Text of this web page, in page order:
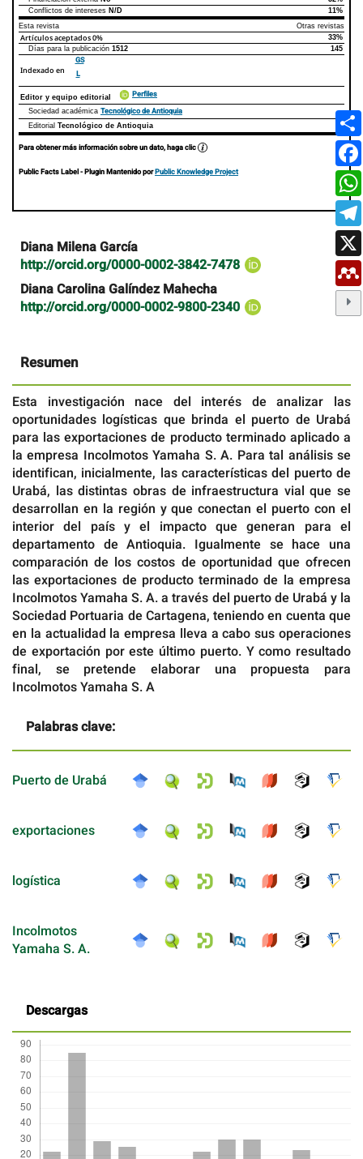
Conflictos de intereses N/D
11%
Esta revista
Otras revistas
Artículos aceptados0%
33%
Días para la publicación 1512 145
Indexado en
GS
L
Editor y equipo editorial Perfiles
Sociedad académica Tecnológico de Antioquia
Editorial Tecnológico de Antioquia
Para obtener más información sobre un dato, haga clic
Public Facts Label- Plugin Mantenido porPublic Knowledge Project
Contenido
principal
del
artículo
Diana Milena García
http://orcid.org/0000-0002-3842-7478
Diana Carolina Galíndez Mahecha
http://orcid.org/0000-0002-9800-2340
Resumen
Esta investigación nace del interés de analizar las
oportunidades logísticas que brinda el puerto de Urabá
para las exportaciones de producto terminado aplicado a
la empresa Incolmotos Yamaha S. A. Para tal análisis se
identifican, inicialmente, las características del puerto de
Urabá, las distintas obras de infraestructura vial que se
desarrollan en la región y que conectan el puerto con el
interior del país y el impacto que generan para el
departamento de Antioquia. Igualmente se hace una
comparación de los costos de oportunidad que ofrecen
las exportaciones de producto terminado de la empresa
Incolmotos Yamaha S. A. a través del puerto de Urabá y la
Sociedad Portuaria de Cartagena, teniendo en cuenta que
en la actualidad la empresa lleva a cabo sus operaciones
de exportación por este último puerto. Y como resultado
final, se pretende elaborar una propuesta para
Incolmotos Yamaha S. A
Palabras clave:
Puerto de Urabá
exportaciones
logística
Incolmotos
Yamaha S. A.
Descargas